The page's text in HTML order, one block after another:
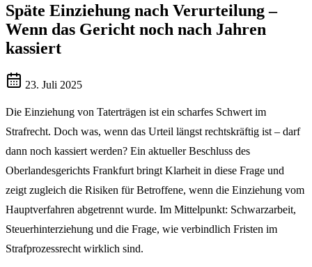
Späte Einziehung nach Verurteilung –
Wenn das Gericht noch nach Jahren
kassiert
23. Juli 2025
Die Einziehung von Taterträgen ist ein scharfes Schwert im
Strafrecht. Doch was, wenn das Urteil längst rechtskräftig ist – darf
dann noch kassiert werden? Ein aktueller Beschluss des
Oberlandesgerichts Frankfurt bringt Klarheit in diese Frage und
zeigt zugleich die Risiken für Betroffene, wenn die Einziehung vom
Hauptverfahren abgetrennt wurde. Im Mittelpunkt: Schwarzarbeit,
Steuerhinterziehung und die Frage, wie verbindlich Fristen im
Strafprozessrecht wirklich sind.